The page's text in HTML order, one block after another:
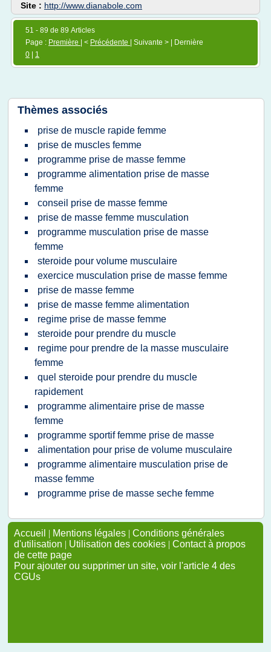
Site : http://www.dianabole.com
51 - 89 de 89 Articles
Page : Première | < Précédente
| Suivante > | Dernière
0
1
Thèmes associés
prise de muscle rapide femme
prise de muscles femme
programme prise de masse femme
programme alimentation prise de masse
femme
conseil prise de masse femme
prise de masse femme musculation
programme musculation prise de masse
femme
steroide pour volume musculaire
exercice musculation prise de masse femme
prise de masse femme
prise de masse femme alimentation
regime prise de masse femme
steroide pour prendre du muscle
regime pour prendre de la masse musculaire
femme
quel steroide pour prendre du muscle
rapidement
programme alimentaire prise de masse
femme
programme sportif femme prise de masse
alimentation pour prise de volume musculaire
programme alimentaire musculation prise de
masse femme
programme prise de masse seche femme
Accueil | Mentions légales | Conditions générales
d'utilisation | Utilisation des cookies | Contact à propos
de cette page
Pour ajouter ou supprimer un site, voir l'article 4 des
CGUs